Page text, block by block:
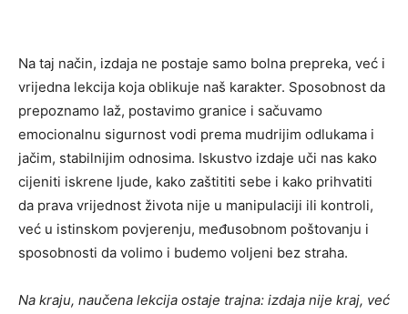
Na taj način, izdaja ne postaje samo bolna prepreka, već i
vrijedna lekcija koja oblikuje naš karakter. Sposobnost da
prepoznamo laž, postavimo granice i sačuvamo
emocionalnu sigurnost vodi prema mudrijim odlukama i
jačim, stabilnijim odnosima. Iskustvo izdaje uči nas kako
cijeniti iskrene ljude, kako zaštititi sebe i kako prihvatiti
da prava vrijednost života nije u manipulaciji ili kontroli,
već u istinskom povjerenju, međusobnom poštovanju i
sposobnosti da volimo i budemo voljeni bez straha.
Na kraju, naučena lekcija ostaje trajna: izdaja nije kraj, već